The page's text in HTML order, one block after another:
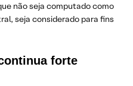
não seja computado como
seja considerado para fins
forte